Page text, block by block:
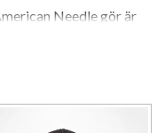
Needle gör är
nu med så mycket
utbud för NHL